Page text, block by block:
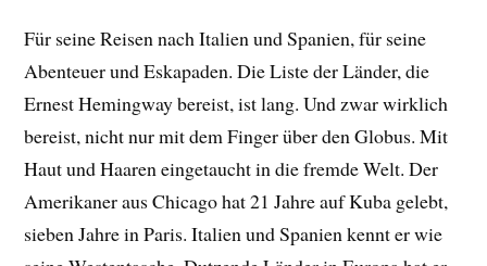
Für seine Reisen nach Italien und Spanien, für seine
Abenteuer und Eskapaden. Die Liste der Länder, die
Ernest Hemingway bereist, ist lang. Und zwar wirklich
bereist, nicht nur mit dem Finger über den Globus. Mit
Haut und Haaren eingetaucht in die fremde Welt. Der
Amerikaner aus Chicago hat 21 Jahre auf Kuba gelebt,
sieben Jahre in Paris. Italien und Spanien kennt er wie